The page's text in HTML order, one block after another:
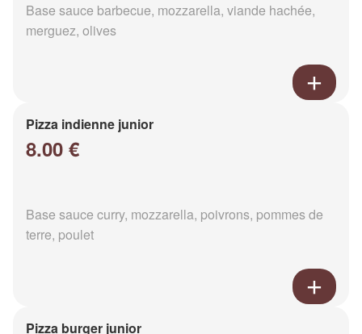
Base sauce barbecue, mozzarella, viande hachée,
merguez, olives
Pizza indienne junior
8.00 €
Base sauce curry, mozzarella, poivrons, pommes de
terre, poulet
Pizza burger junior